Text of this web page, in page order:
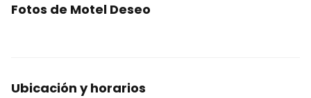
Fotos de Motel Deseo
Ubicación y horarios